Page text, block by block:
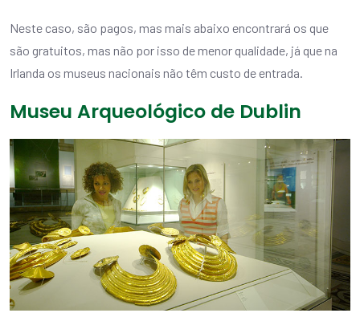
Neste caso, são pagos, mas mais abaixo encontrará os que
são gratuitos, mas não por isso de menor qualidade, já que na
Irlanda os museus nacionais não têm custo de entrada.
Museu Arqueológico de Dublin